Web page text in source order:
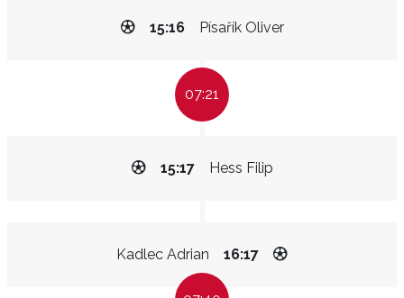
Písařík Oliver
15:16
07:21
Hess Filip
15:17
Kadlec Adrian 16:17